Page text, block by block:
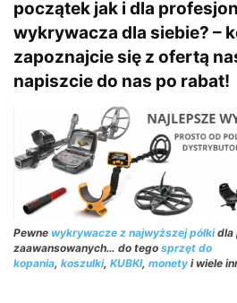
początek jak i dla
wykrywacza dla siebie? –
zapoznajcie się z ofertą
napiszcie do nas po rabat!
Pewne wykrywacze z najwyższej półkidla
zaawansowanych… do tego sprzęt do
kopania, koszulki, KUBKI, monety i wiele